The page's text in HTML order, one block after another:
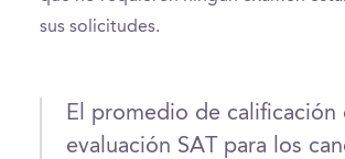
sus solicitudes.
El promedio de calificación
evaluación SAT para los